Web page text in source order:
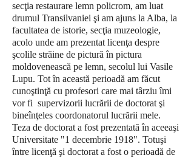
secţia restaurare lemn policrom, am luat
drumul Transilvaniei şi am ajuns la Alba, la
facultatea de istorie, secţia muzeologie,
acolo unde am prezentat licenţa despre
şcolile străine de pictură în pictura
moldovenească pe lemn, secolul lui Vasile
Lupu. Tot în această perioadă am făcut
cunoştinţă cu profesori care mai târziu îmi
vor fi supervizorii lucrării de doctorat şi
bineînţeles coordonatorul lucrării mele.
Teza de doctorat a fost prezentată în aceeaşi
Universitate "1 decembrie 1918". Totuşi
între licenţă şi doctorat a fost o perioadă de